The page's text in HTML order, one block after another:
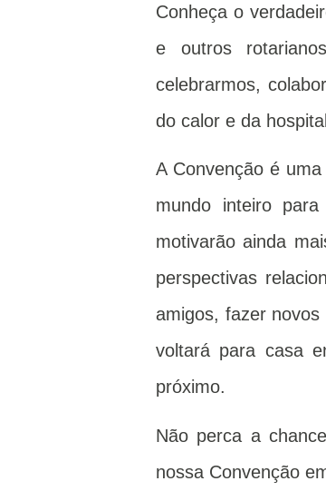
Conheça o
e outros
celebrarmos,
do calor e da
A Convenção é
mundo inteiro
motivarão ainda
perspectivas
amigos, fazer
voltará para casa
próximo.
Não perca a
nossa Convenção